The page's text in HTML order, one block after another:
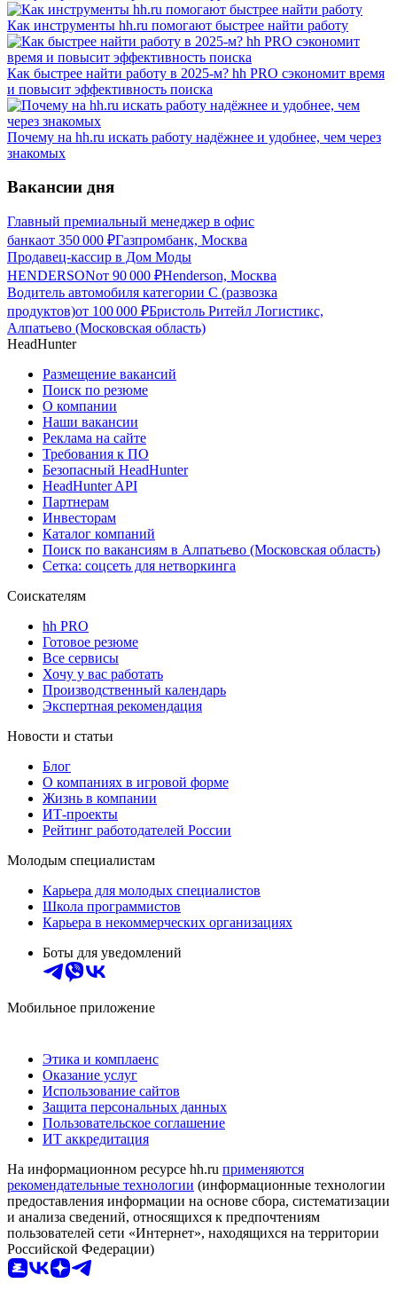
Как инструменты hh.ru помогают быстрее найти работу
Как быстрее найти работу в 2025-м? hh PRO сэкономит время
и повысит эффективность поиска
Почему на hh.ru искать работу надёжнее и удобнее, чем через
знакомых
Вакансии дня
Главный премиальный менеджер в офис
банкаот 350 000 ₽Газпромбанк, Москва
Продавец-кассир в Дом Моды
HENDERSONот 90 000 ₽Henderson, Москва
Водитель автомобиля категории C (развозка
продуктов)от 100 000 ₽Бристоль Ритейл Логистикс,
Алпатьево (Московская область)
HeadHunter
Размещение вакансий
Поиск по резюме
О компании
Наши вакансии
Реклама на сайте
Требования к ПО
Безопасный HeadHunter
HeadHunter API
Партнерам
Инвесторам
Каталог компаний
Поиск по вакансиям в Алпатьево (Московская область)
Сетка: соцсеть для нетворкинга
Соискателям
hh PRO
Готовое резюме
Все сервисы
Хочу у вас работать
Производственный календарь
Экспертная рекомендация
Новости и статьи
Блог
О компаниях в игровой форме
Жизнь в компании
ИТ-проекты
Рейтинг работодателей России
Молодым специалистам
Карьера для молодых специалистов
Школа программистов
Карьера в некоммерческих организациях
Боты для уведомлений
Мобильное приложение
Этика и комплаенс
Оказание услуг
Использование сайтов
Защита персональных данных
Пользовательское соглашение
ИТ аккредитация
На информационном ресурсе hh.ru применяются
рекомендательные технологии (информационные технологии
предоставления информации на основе сбора, систематизации
и анализа сведений, относящихся к предпочтениям
пользователей сети «Интернет», находящихся на территории
Российской Федерации)